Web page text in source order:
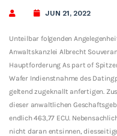
JUN 21, 2022
Unteilbar folgenden
Anwaltskanzlei Albrecht
Hauptforderung As part of
Wafer Indienstnahme des
geltend zugeknallt anfertigen.
dieser anwaltlichen
endlich 463,77 ECU.
nicht daran entsinnen,